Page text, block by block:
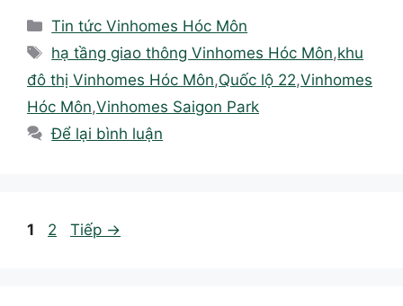
Danh
mục
Tin tức Vinhomes Hóc Môn
Thẻ
hạ tầng giao thông Vinhomes Hóc Môn,khu
đô thị Vinhomes Hóc Môn,Quốc lộ 22,Vinhomes
Hóc Môn,Vinhomes Saigon Park
Để lại bình luận
Trang
1 Trang
2 Tiếp →